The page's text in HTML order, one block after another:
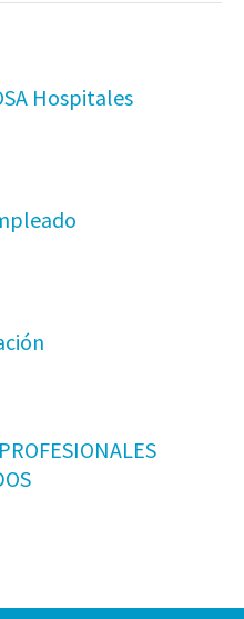
Hospitales